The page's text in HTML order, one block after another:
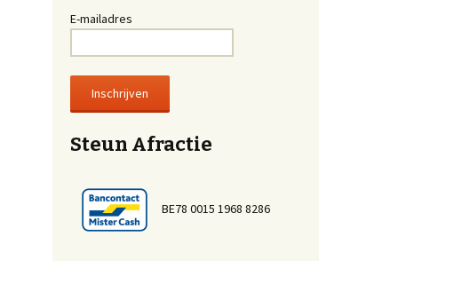
E-mailadres
Steun Afractie
BE78 0015 1968 8286